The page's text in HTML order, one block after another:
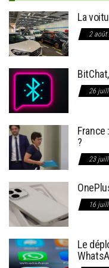
La
2 août
26
?
23
16
Le